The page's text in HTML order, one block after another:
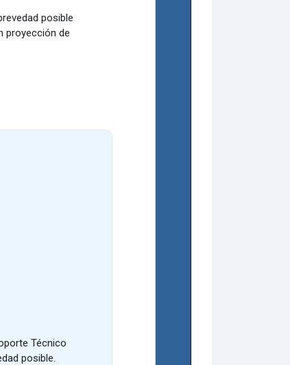
posible
proyección de
Técnico
posible.